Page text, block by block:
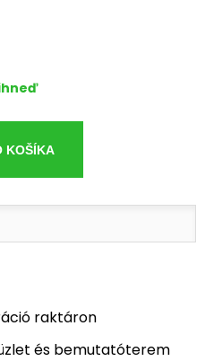
KOŠÍKA
raktáron
és bemutatóterem